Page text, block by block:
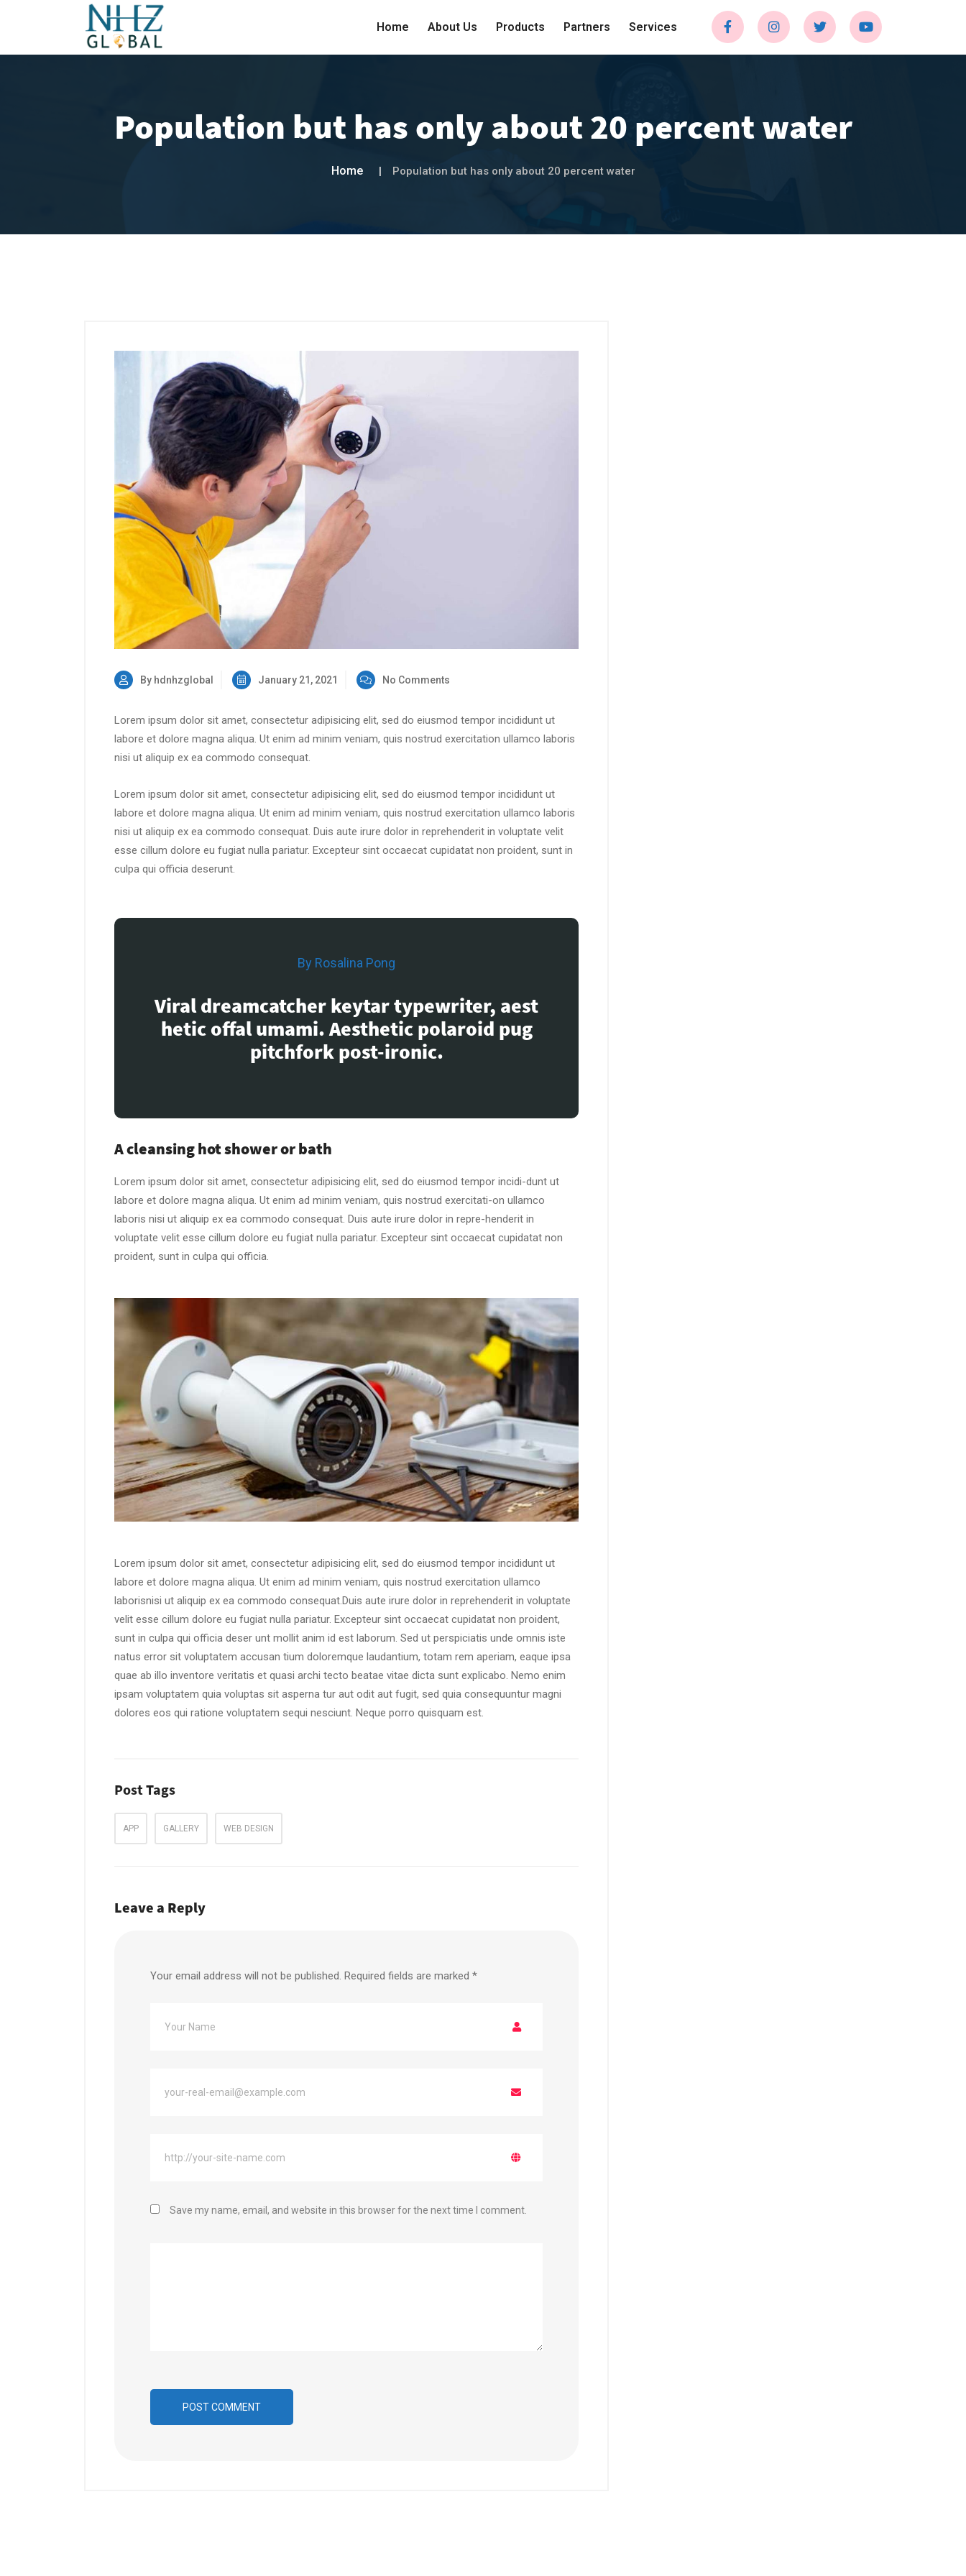
Home About Us Products Partners Services
Population but has only about 20 percent water
Home Population but has only about 20 percent water
By hdnhzglobal January 21, 2021 No Comments
Lorem ipsum dolor sit amet, consectetur adipisicing elit, sed do eiusmod tempor incididunt ut
labore et dolore magna aliqua. Ut enim ad minim veniam, quis nostrud exercitation ullamco laboris
nisi ut aliquip ex ea commodo consequat.
Lorem ipsum dolor sit amet, consectetur adipisicing elit, sed do eiusmod tempor incididunt ut
labore et dolore magna aliqua. Ut enim ad minim veniam, quis nostrud exercitation ullamco laboris
nisi ut aliquip ex ea commodo consequat. Duis aute irure dolor in reprehenderit in voluptate velit
esse cillum dolore eu fugiat nulla pariatur. Excepteur sint occaecat cupidatat non proident, sunt in
culpa qui officia deserunt.
By Rosalina Pong
Viral dreamcatcher keytar typewriter, aest
hetic offal umami. Aesthetic polaroid pug
pitchfork post-ironic.
A cleansing hot shower or bath
Lorem ipsum dolor sit amet, consectetur adipisicing elit, sed do eiusmod tempor incidi-dunt ut
labore et dolore magna aliqua. Ut enim ad minim veniam, quis nostrud exercitati-on ullamco
laboris nisi ut aliquip ex ea commodo consequat. Duis aute irure dolor in repre-henderit in
voluptate velit esse cillum dolore eu fugiat nulla pariatur. Excepteur sint occaecat cupidatat non
proident, sunt in culpa qui officia.
Lorem ipsum dolor sit amet, consectetur adipisicing elit, sed do eiusmod tempor incididunt ut
labore et dolore magna aliqua. Ut enim ad minim veniam, quis nostrud exercitation ullamco
laborisnisi ut aliquip ex ea commodo consequat.Duis aute irure dolor in reprehenderit in voluptate
velit esse cillum dolore eu fugiat nulla pariatur. Excepteur sint occaecat cupidatat non proident,
sunt in culpa qui officia deser unt mollit anim id est laborum. Sed ut perspiciatis unde omnis iste
natus error sit voluptatem accusan tium doloremque laudantium, totam rem aperiam, eaque ipsa
quae ab illo inventore veritatis et quasi archi tecto beatae vitae dicta sunt explicabo. Nemo enim
ipsam voluptatem quia voluptas sit asperna tur aut odit aut fugit, sed quia consequuntur magni
dolores eos qui ratione voluptatem sequi nesciunt. Neque porro quisquam est.
Post Tags
APP GALLERY WEB DESIGN
Leave a Reply
Your email address will not be published. Required fields are marked *
Save my name, email, and website in this browser for the next time I comment.